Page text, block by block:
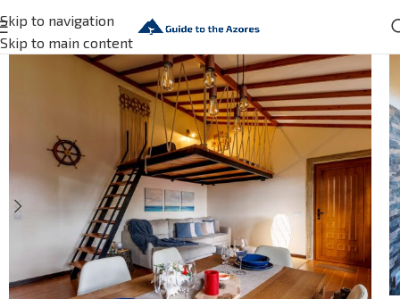
Skip to navigation
Skip to main content